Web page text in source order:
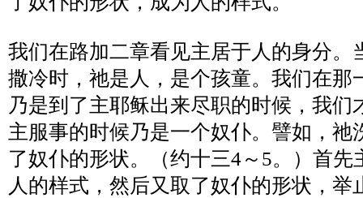
我们在路加二章看见主居于人的身分。
撒冷时，祂是人，是个孩童。我们在那
乃是到了主耶稣出来尽职的时候，我们
主服事的时候乃是一个奴仆。譬如，祂
了奴仆的形状。（约十三4～ 5。）首先
人的样式，然后又取了奴仆的形状，举